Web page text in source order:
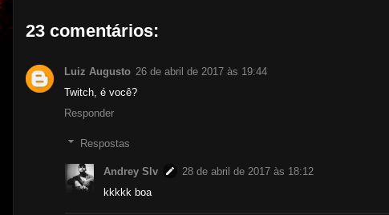
23 comentários:
Luiz Augusto 26 de abril de 2017 às 19:44
Twitch, é você?
Responder
Respostas
Andrey Slv
28 de abril de 2017 às 18:12
kkkkk boa